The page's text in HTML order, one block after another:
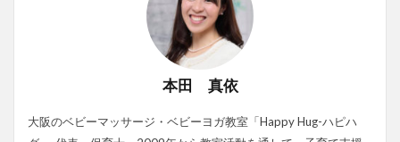
本田 真依
大阪のベビーマッサージ・ベビーヨガ教室「Happy Hug-ハピハ